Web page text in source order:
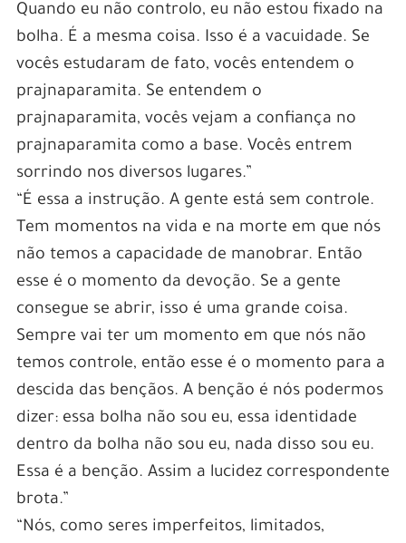
Quando eu não controlo, eu não estou fixado na
bolha. É a mesma coisa. Isso é a vacuidade. Se
vocês estudaram de fato, vocês entendem o
prajnaparamita. Se entendem o
prajnaparamita, vocês vejam a confiança no
prajnaparamita como a base. Vocês entrem
sorrindo nos diversos lugares.”
“É essa a instrução. A gente está sem controle.
Tem momentos na vida e na morte em que nós
não temos a capacidade de manobrar. Então
esse é o momento da devoção. Se a gente
consegue se abrir, isso é uma grande coisa.
Sempre vai ter um momento em que nós não
temos controle, então esse é o momento para a
descida das bençãos. A benção é nós podermos
dizer: essa bolha não sou eu, essa identidade
dentro da bolha não sou eu, nada disso sou eu.
Essa é a benção. Assim a lucidez correspondente
brota.”
“Nós, como seres imperfeitos, limitados,